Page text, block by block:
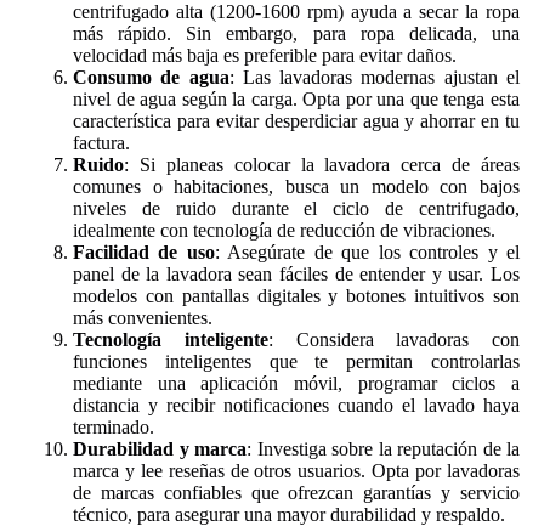
centrifugado alta (1200-1600 rpm) ayuda a secar la ropa
más rápido. Sin embargo, para ropa delicada, una
velocidad más baja es preferible para evitar daños.
Consumo de agua: Las lavadoras modernas ajustan el
nivel de agua según la carga. Opta por una que tenga esta
característica para evitar desperdiciar agua y ahorrar en tu
factura.
Ruido: Si planeas colocar la lavadora cerca de áreas
comunes o habitaciones, busca un modelo con bajos
niveles de ruido durante el ciclo de centrifugado,
idealmente con tecnología de reducción de vibraciones.
Facilidad de uso: Asegúrate de que los controles y el
panel de la lavadora sean fáciles de entender y usar. Los
modelos con pantallas digitales y botones intuitivos son
más convenientes.
Tecnología inteligente: Considera lavadoras con
funciones inteligentes que te permitan controlarlas
mediante una aplicación móvil, programar ciclos a
distancia y recibir notificaciones cuando el lavado haya
terminado.
Durabilidad y marca: Investiga sobre la reputación de la
marca y lee reseñas de otros usuarios. Opta por lavadoras
de marcas confiables que ofrezcan garantías y servicio
técnico, para asegurar una mayor durabilidad y respaldo.